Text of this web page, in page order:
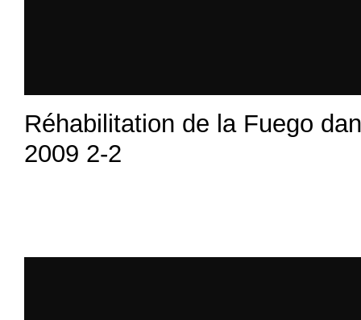
Réhabilitation de la Fuego
2009 2-2